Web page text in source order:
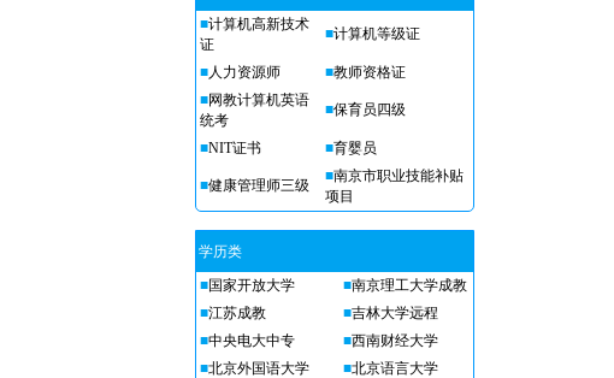
■计算机高新技术
证
■计算机等级证
■人力资源师 ■教师资格证
■网教计算机英语
统考
■保育员四级
■NIT证书 ■育婴员
■健康管理师三级
■南京市职业技能补贴
项目
学历类
■国家开放大学 ■南京理工大学成教
■江苏成教 ■吉林大学远程
■中央电大中专 ■西南财经大学
■北京外国语大学 ■北京语言大学